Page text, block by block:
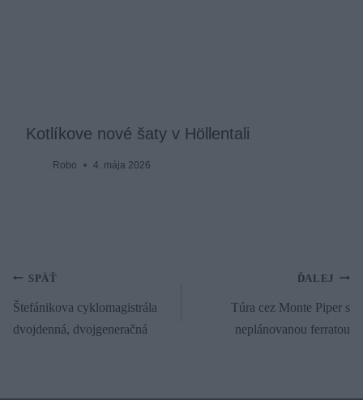
Kotlíkove nové šaty v Höllentali
Robo 4. mája 2026
Navigácia
SPÄŤ
Štefánikova cyklomagistrála
dvojdenná, dvojgeneračná
ĎALEJ
Túra cez Monte Piper s
neplánovanou ferratou